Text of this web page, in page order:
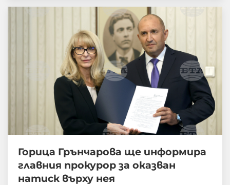
Горица Грънчарова ще информира
главния прокурор за оказван
натиск върху нея